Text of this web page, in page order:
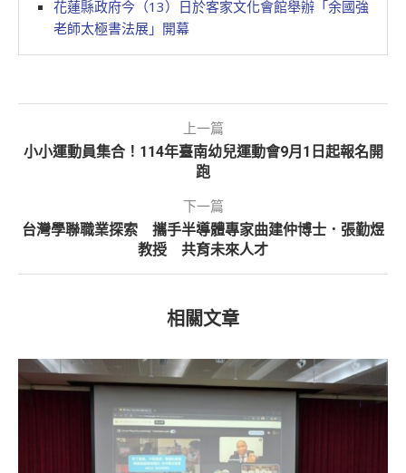
花蓮縣政府今（13）日於客家文化會館舉辦「余國強
老師太極書法展」開幕
上一篇
小小運動員集合！114年臺南幼兒運動會9月1日起報名開
跑
下一篇
台灣學聯職業探索 攜手半導體專家曲建仲博士．張勤煜
教授 共育未來人才
相關文章